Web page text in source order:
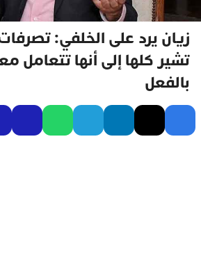
زيان يرد على الخلفي:
تشير كلها إلى أنها تتعامل
بالفعل